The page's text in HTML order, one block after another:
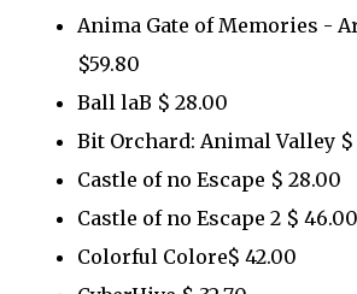
Anima Gate of Memories -
$59.80
Ball laB $ 28.00
Bit Orchard: Animal Valley $
Castle of no Escape $ 28.00
Castle of no Escape 2 $ 46.00
Colorful Colore$ 42.00